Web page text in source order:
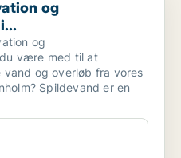
og
og
være med til at
og overløb fra vores
Spildevand er en